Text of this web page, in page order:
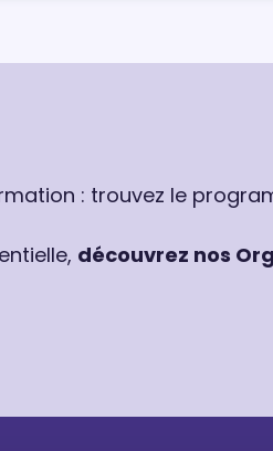
: trouvez le
découvrez nos